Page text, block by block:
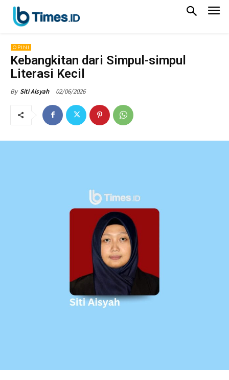
OPINI
Kebangkitan dari Simpul-simpul
Literasi Kecil
By Siti Aisyah 02/06/2026